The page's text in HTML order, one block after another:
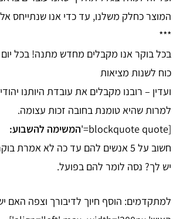
המוצר כחלק משלנו, עד כדי אנו שנתייחס
***
בכל בוקר אנו מקבלים מחדש מתנה! בכל יום
כוח לשנות מציאות
ועדין – רובנו מקבלים את עובדת היותנו
למרות שהיא טומנת בחובה זכות עצומה.
[blockquote quote='
המשימה להשבוע:
חשוב על 5 אנשים להם עד כה לא אמרת בוקר טוב.
יש לך? נסה לומר להם בפועל.
למתקדמים: הוסף חיוך לדיבורך וצפה האם